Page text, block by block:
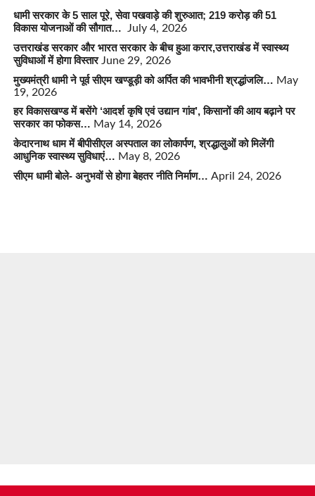
धामी सरकार के 5 साल पूरे, सेवा पखवाड़े की शुरुआत; 219 करोड़ की 51
विकास योजनाओं की सौगात…
July 4, 2026
उत्तराखंड सरकार और भारत सरकार के बीच हुआ करार,उत्तराखंड में स्वास्थ्य
सुविधाओं में होगा विस्तार June 29, 2026
मुख्यमंत्री धामी ने पूर्व सीएम खण्डूड़ी को अर्पित की भावभीनी श्रद्धांजलि… May
19, 2026
हर विकासखण्ड में बसेंगे ‘आदर्श कृषि एवं उद्यान गांव’, किसानों की आय बढ़ाने पर
सरकार का फोकस… May 14, 2026
केदारनाथ धाम में बीपीसीएल अस्पताल का लोकार्पण, श्रद्धालुओं को मिलेंगी
आधुनिक स्वास्थ्य सुविधाएं… May 8, 2026
सीएम धामी बोले- अनुभवों से होगा बेहतर नीति निर्माण… April 24, 2026